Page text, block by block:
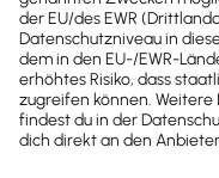
Bereichen.